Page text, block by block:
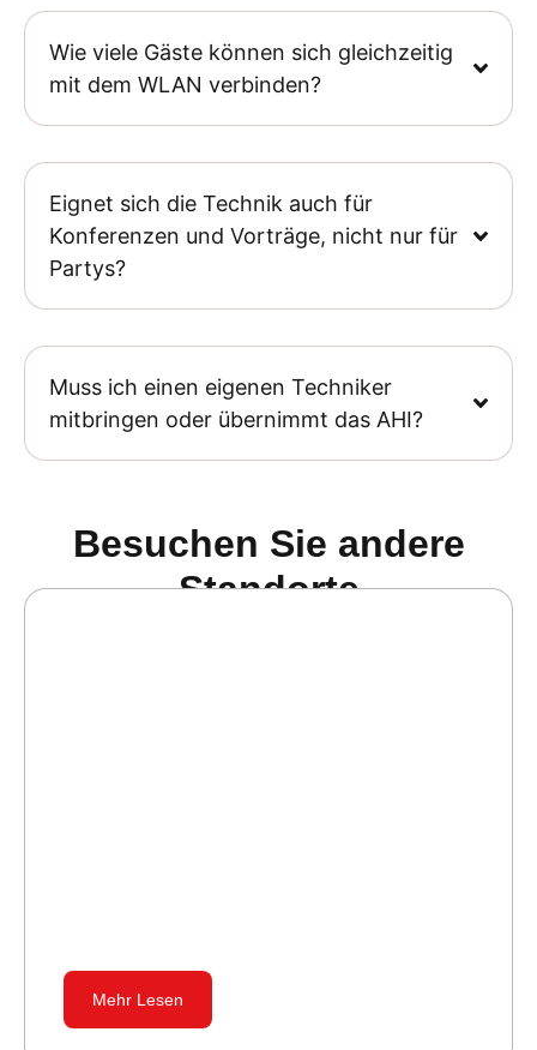
Wie viele Gäste können sich gleichzeitig
mit dem WLAN verbinden?
Eignet sich die Technik auch für
Konferenzen und Vorträge, nicht nur für
Partys?
Muss ich einen eigenen Techniker
mitbringen oder übernimmt das AHI?
Besuchen Sie andere
Standorte
Mehr Lesen